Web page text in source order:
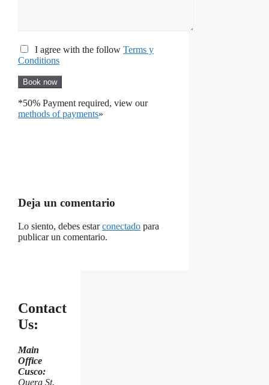
I agree with the follow Terms y
Conditions
*50% Payment required, view our
methods of payments»
Deja un comentario
Lo siento, debes estarconectado para
publicar un comentario.
Contact
Us:
Main
Office
Cusco:
Quera St.